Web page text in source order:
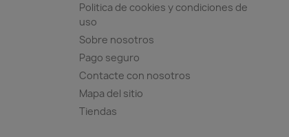
Politica de cookies y condiciones de
uso
Sobre nosotros
Pago seguro
Contacte con nosotros
Mapa del sitio
Tiendas